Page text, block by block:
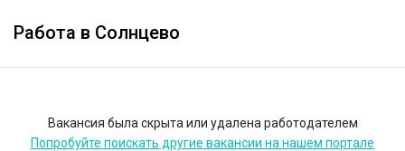
Работа в Солнцево
Вакансия была скрыта или удалена работодателем
Попробуйте поискать другие вакансии на нашем портале